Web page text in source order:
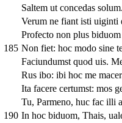
Saltem ut concedas
Verum ne fiant isti uiginti
Profecto non plus
185 Non fiet: hoc modo sine
Faciundumst quod uis.
Rus ibo: ibi hoc me
Ita facere certumst: mos
Tu, Parmeno, huc fac illi
190 In hoc biduom, Thais,